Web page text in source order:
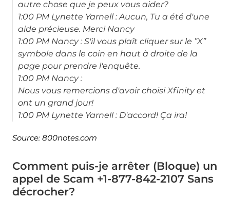
autre chose que je peux vous aider?
1:00 PM Lynette Yarnell : Aucun, Tu a été d'une
aide précieuse. Merci Nancy
1:00 PM Nancy : S'il vous plaît cliquer sur le ”X”
symbole dans le coin en haut à droite de la
page pour prendre l'enquête.
1:00 PM Nancy :
Nous vous remercions d'avoir choisi Xfinity et
ont un grand jour!
1:00 PM Lynette Yarnell : D'accord! Ça ira!
Source: 800notes.com
Comment puis-je arrêter (Bloque) un
appel de Scam +1-877-842-2107 Sans
décrocher?